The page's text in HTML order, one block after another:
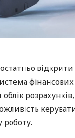
відкрити
фінансових
розрахунків,
роботу.